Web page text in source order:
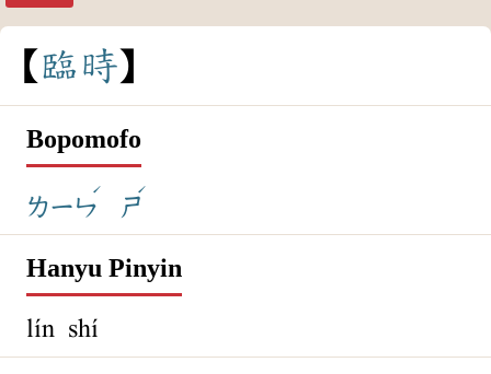
臨時
Bopomofo
ㄌㄧㄣ
ˊ
ㄕ
ˊ
Hanyu Pinyin
lín shí